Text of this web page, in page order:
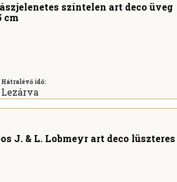
színtelen art deco üveg
cm
Hátralévő idő:
Lezárva
J. & L. Lobmeyr art deco lüszteres